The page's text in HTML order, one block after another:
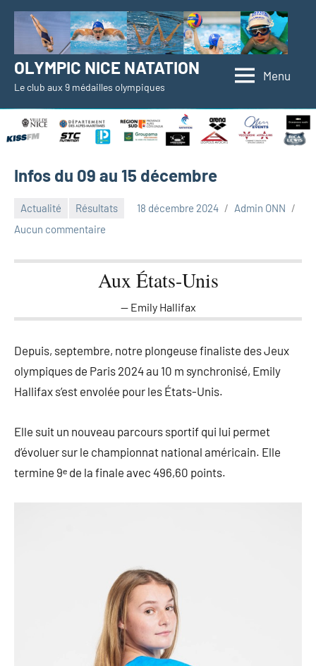
Aller
OLYMPIC NICE NATATION
Le club aux 9 médailles olympiques
Menu
Infos du 09 au 15 décembre
Actualité Résultats 18 décembre 2024
Admin ONN
Aucun commentaire
Aux États-Unis
Emily Hallifax
Depuis, septembre, notre plongeuse finaliste des Jeux
olympiques de Paris 2024 au 10 m synchronisé, Emily
Hallifax s’est envolée pour les États-Unis.
Elle suit un nouveau parcours sportif qui lui permet
d’évoluer sur le championnat national américain. Elle
termine 9ᵉ de la finale avec 496,60 points.